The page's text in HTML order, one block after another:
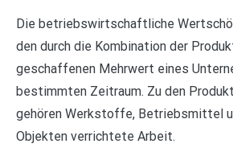
Die betriebswirtschaftliche
den durch die Kombination der
geschaffenen Mehrwert eines
bestimmten Zeitraum. Zu den
gehören Werkstoffe, Betriebsmittel
Objekten verrichtete Arbeit.